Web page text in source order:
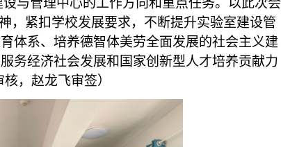
与管理中心的工作方向和重点任务。以此次会
，紧扣学校发展要求，不断提升实验室建设管
体系、培养德智体美劳全面发展的社会主义建
务经济社会发展和国家创新型人才培养贡献力
，赵龙飞审签）